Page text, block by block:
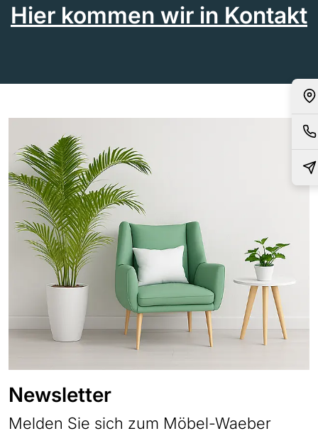
Hier kommen wir in Kontakt
Newsletter
Melden Sie sich zum Möbel-Waeber